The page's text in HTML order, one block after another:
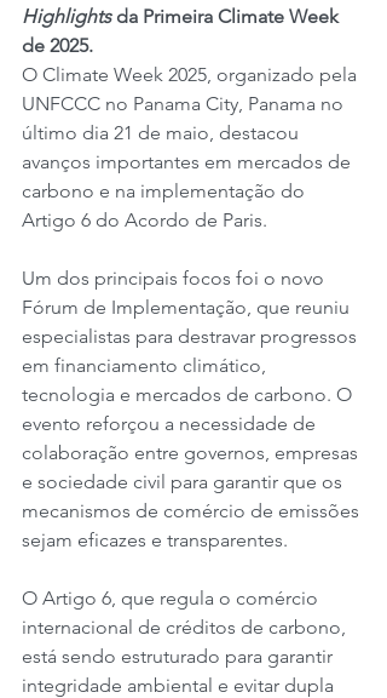
Highlights da Primeira Climate Week
de 2025.
O Climate Week 2025, organizado pela
UNFCCC no Panama City, Panama no
último dia 21 de maio, destacou
avanços importantes em mercados de
carbono e na implementação do
Artigo 6 do Acordo de Paris.
Um dos principais focos foi o novo
Fórum de Implementação, que reuniu
especialistas para destravar progressos
em financiamento climático,
tecnologia e mercados de carbono. O
evento reforçou a necessidade de
colaboração entre governos, empresas
e sociedade civil para garantir que os
mecanismos de comércio de emissões
sejam eficazes e transparentes.
O Artigo 6, que regula o comércio
internacional de créditos de carbono,
está sendo estruturado para garantir
integridade ambiental e evitar dupla